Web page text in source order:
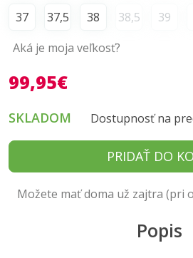
37
37,5 38 38,5 39
Aká je moja veľkosť?
99,95€
SKLADOM Dostupnosť na
PRIDAŤ DO
Možete mať doma už zajtra (pri
Popis